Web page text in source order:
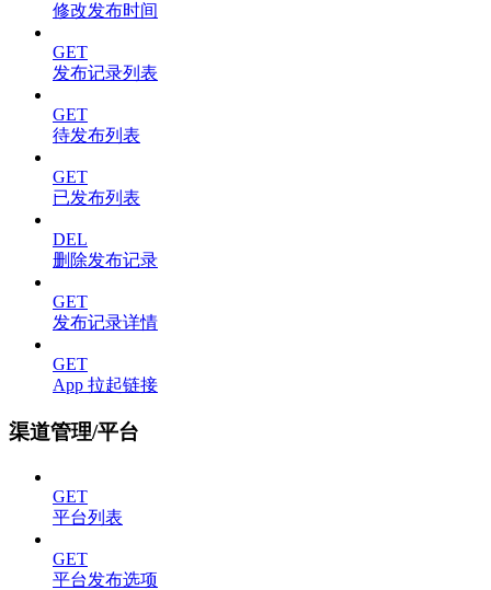
修改发布时间
GET
发布记录列表
GET
待发布列表
GET
已发布列表
DEL
删除发布记录
GET
发布记录详情
GET
App 拉起链接
渠道管理/平台
GET
平台列表
GET
平台发布选项